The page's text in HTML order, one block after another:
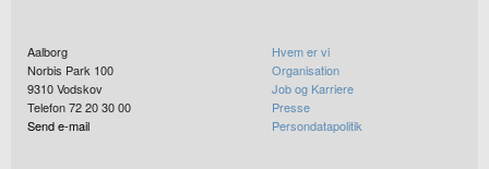
Aalborg
Norbis Park 100
9310Vodskov
Telefon 72 20 30 00
Send e-mail
Hvem er vi
Organisation
Job og Karriere
Presse
Persondatapolitik